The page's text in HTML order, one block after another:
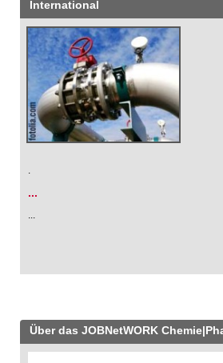
International
.
...
...
Über das JOBNetWORK